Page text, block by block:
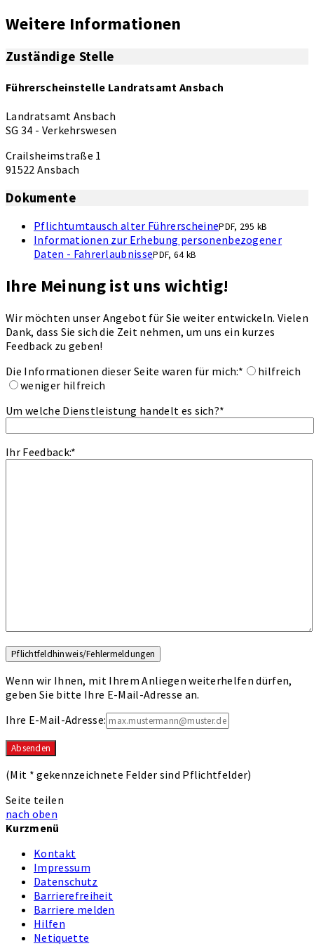
Weitere Informationen
Zuständige Stelle
Führerscheinstelle Landratsamt Ansbach
Landratsamt Ansbach
SG 34 - Verkehrswesen
Crailsheimstraße 1
91522 Ansbach
Dokumente
Pflichtumtausch alter FührerscheinePDF, 295 kB
Informationen zur Erhebung personenbezogener
Daten - FahrerlaubnissePDF, 64 kB
Ihre Meinung ist uns wichtig!
Wir möchten unser Angebot für Sie weiter entwickeln. Vielen
Dank, dass Sie sich die Zeit nehmen, um uns ein kurzes
Feedback zu geben!
Die Informationen dieser Seite waren für mich:*
hilfreich
weniger hilfreich
Um welche Dienstleistung handelt es sich?*
Ihr Feedback:*
Wenn wir Ihnen, mit Ihrem Anliegen weiterhelfen dürfen,
geben Sie bitte Ihre E-Mail-Adresse an.
Ihre E-Mail-Adresse:
(Mit * gekennzeichnete Felder sind Pflichtfelder)
Seite teilen
nach oben
Kurzmenü
Kontakt
Impressum
Datenschutz
Barrierefreiheit
Barriere melden
Hilfen
Netiquette